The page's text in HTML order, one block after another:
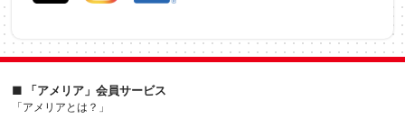
■ 「アメリア」会員サービス
「アメリアとは？」